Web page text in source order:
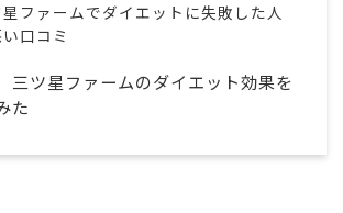
ファームでダイエットに失敗した人
口コミ
三ツ星ファームのダイエット効果を
た